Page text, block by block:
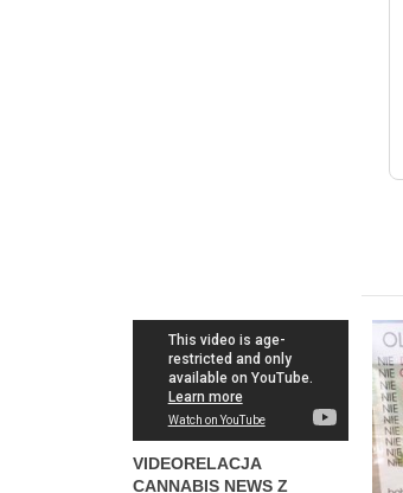
VIDEORELACJA
CANNABIS NEWS Z